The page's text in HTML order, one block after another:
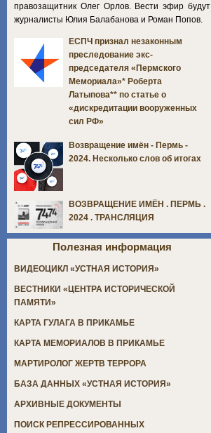
правозащитник Олег Орлов. Вести эфир будут
журналисты Юлия Балабанова и Роман Попов.
ЕСПЧ признал незаконным
преследование экс-
председателя «Пермского
Мемориала»* Роберта
Латыпова** по статье о
«дискредитации вооруженных
сил РФ»
Возвращение имён - Пермь -
2024. Несколько слов об итогах
ВОЗВРАЩЕНИЕ ИМЁН . ПЕРМЬ .
2024 . ТРАНСЛЯЦИЯ
Полезная информация
ВИДЕОЦИКЛ «УСТНАЯ ИСТОРИЯ»
ВЕСТНИКИ «ЦЕНТРА ИСТОРИЧЕСКОЙ
ПАМЯТИ»
КАРТА ГУЛАГА В ПРИКАМЬЕ
КАРТА МЕМОРИАЛОВ В ПРИКАМЬЕ
МАРТИРОЛОГ ЖЕРТВ ТЕРРОРА
БАЗА ДАННЫХ «УСТНАЯ ИСТОРИЯ»
АРХИВНЫЕ ДОКУМЕНТЫ
ПОИСК РЕПРЕССИРОВАННЫХ